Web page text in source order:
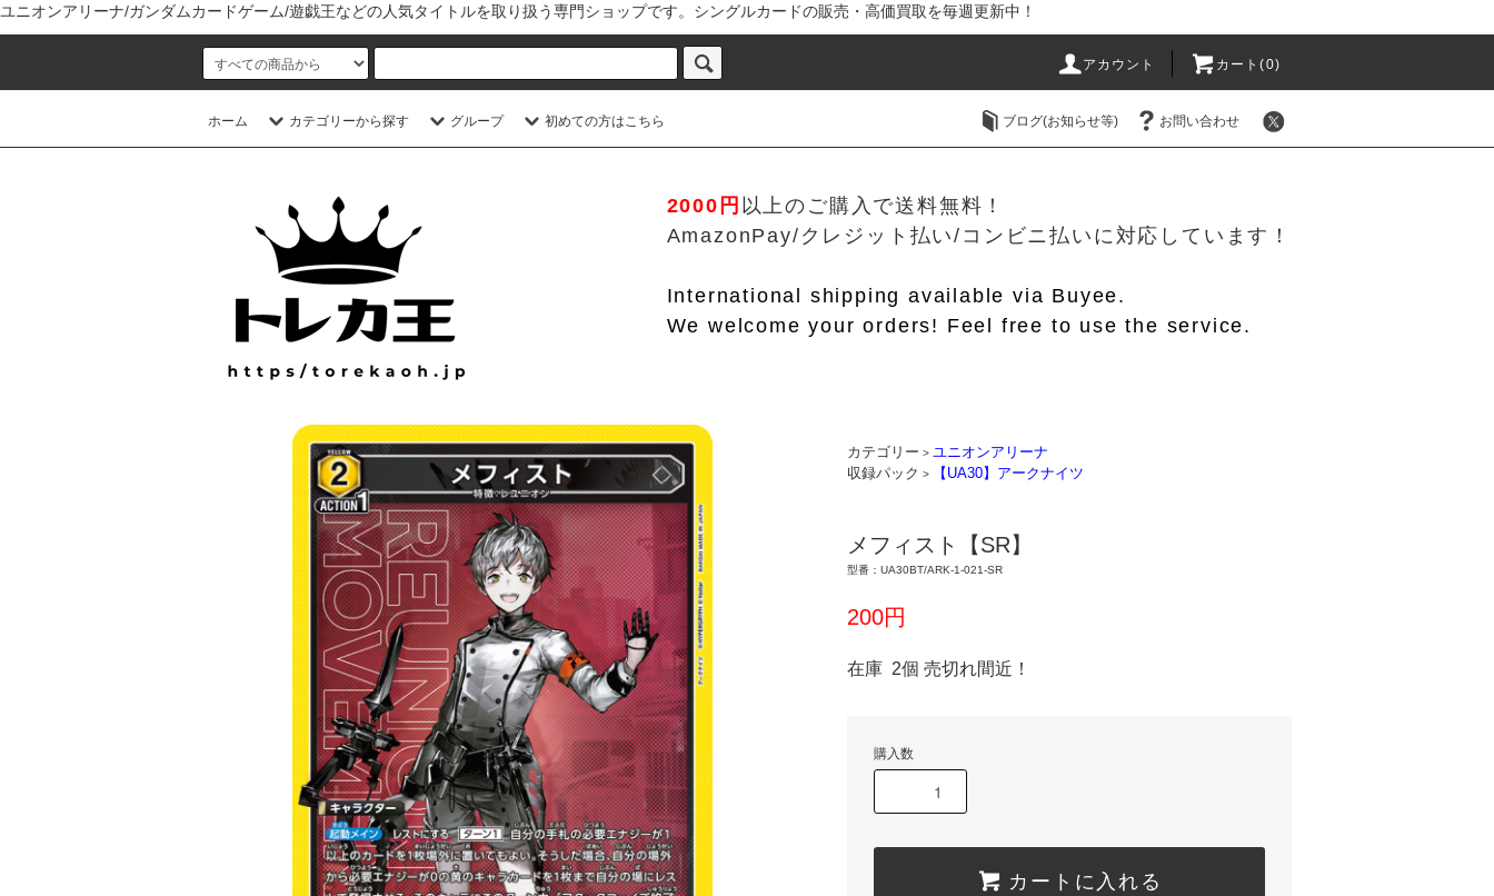
ユニオンアリーナ/ガンダムカードゲーム/遊戯王などの人気タイトルを取り扱う専門ショップです。シングルカードの販売・高価買取を毎週更新中！
アカウント カート(0)
ホーム カテゴリーから探す グループ 初めての方はこちら ブログ(お知らせ等) お問い合わせ
2000円 以上のご購入で送料無料！
AmazonPay/クレジット払い/コンビニ払いに対応しています！
International shipping available via Buyee.
We welcome your orders! Feel free to use the service.
カテゴリー > ユニオンアリーナ
収録パック > 【UA30】アークナイツ
メフィスト【SR】
型番：UA30BT/ARK-1-021-SR
200円
在庫 2個 売切れ間近！
購入数
カートに入れる